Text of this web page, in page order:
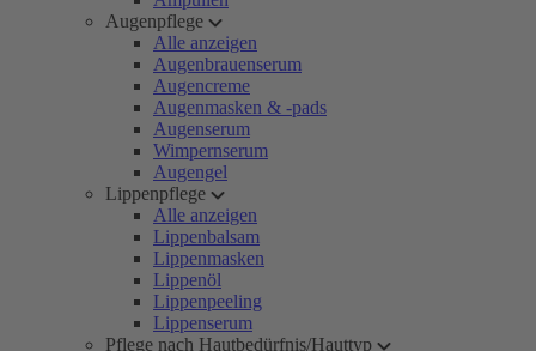
Augenpflege
Alle anzeigen
Augenbrauenserum
Augencreme
Augenmasken & -pads
Augenserum
Wimpernserum
Augengel
Lippenpflege
Alle anzeigen
Lippenbalsam
Lippenmasken
Lippenöl
Lippenpeeling
Lippenserum
Pflege nach Hautbedürfnis/Hauttyp